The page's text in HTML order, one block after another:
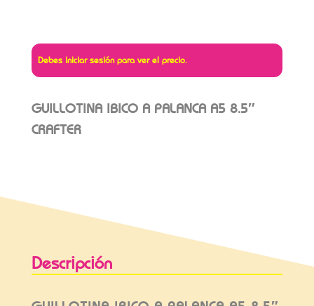
Debes iniciar sesión para ver el precio.
GUILLOTINA IBICO A PALANCA A5 8.5″
CRAFTER
Descripción